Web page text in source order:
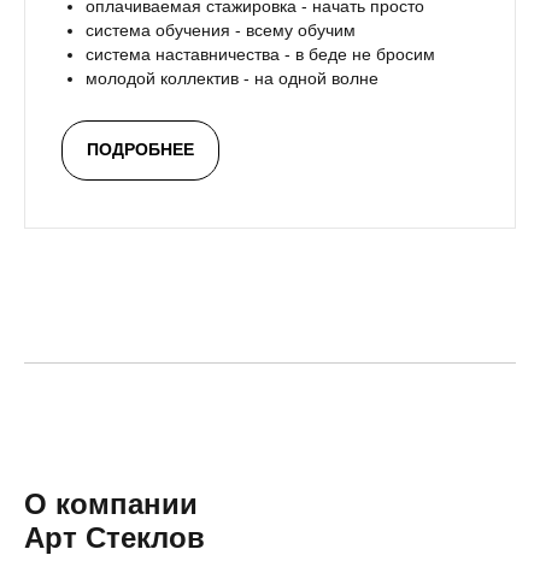
оплачиваемая стажировка - начать просто
система обучения - всему обучим
система наставничества - в беде не бросим
молодой коллектив - на одной волне
ПОДРОБНЕЕ
О компании
Арт Стеклов